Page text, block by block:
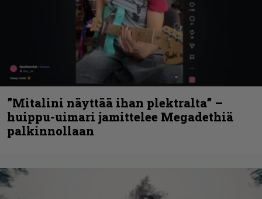
”Mitalini näyttää ihan plektralta” –
huippu-uimari jamittelee Megadethiä
palkinnollaan